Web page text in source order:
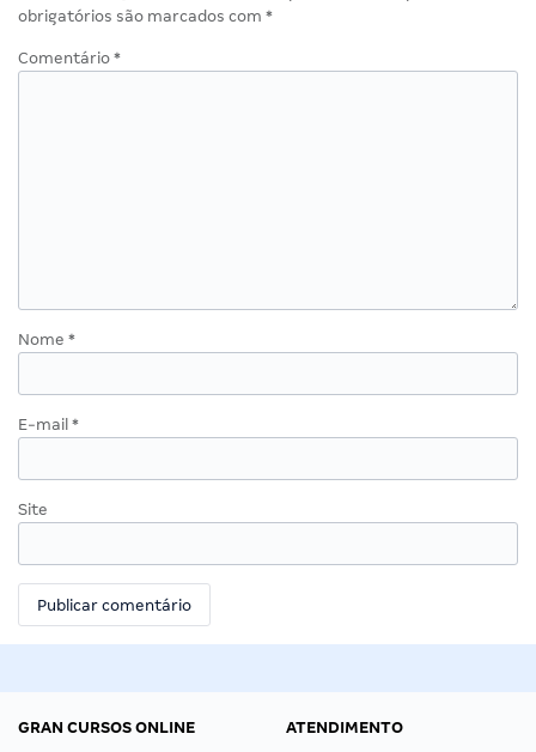
obrigatórios são marcados com *
Comentário *
Nome *
E-mail *
Site
GRAN CURSOS ONLINE
ATENDIMENTO